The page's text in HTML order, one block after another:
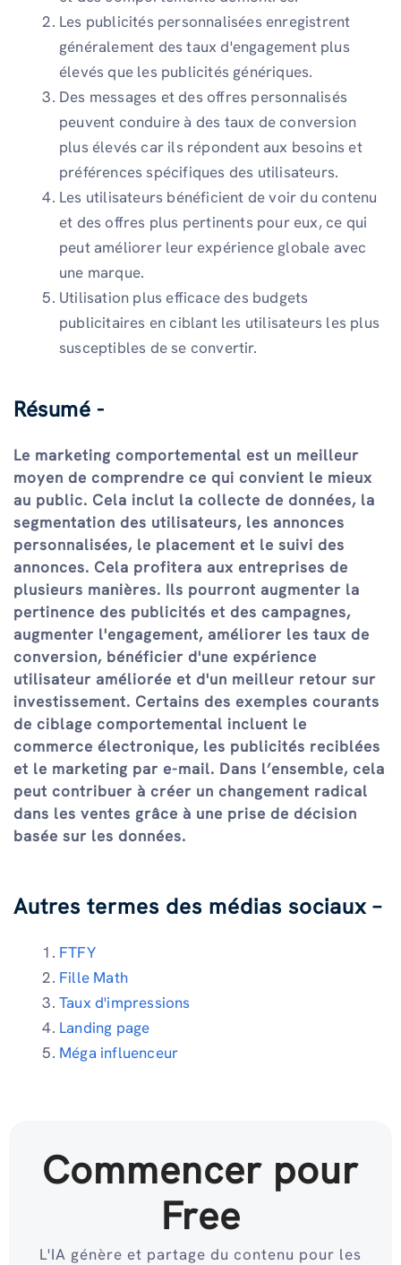
Les publicités personnalisées enregistrent
généralement des taux d'engagement plus
élevés que les publicités génériques.
Des messages et des offres personnalisés
peuvent conduire à des taux de conversion
plus élevés car ils répondent aux besoins et
préférences spécifiques des utilisateurs.
Les utilisateurs bénéficient de voir du contenu
et des offres plus pertinents pour eux, ce qui
peut améliorer leur expérience globale avec
une marque.
Utilisation plus efficace des budgets
publicitaires en ciblant les utilisateurs les plus
susceptibles de se convertir.
Résumé -
Le marketing comportemental est un meilleur
moyen de comprendre ce qui convient le mieux
au public. Cela inclut la collecte de données, la
segmentation des utilisateurs, les annonces
personnalisées, le placement et le suivi des
annonces. Cela profitera aux entreprises de
plusieurs manières. Ils pourront augmenter la
pertinence des publicités et des campagnes,
augmenter l'engagement, améliorer les taux de
conversion, bénéficier d'une expérience
utilisateur améliorée et d'un meilleur retour sur
investissement. Certains des exemples courants
de ciblage comportemental incluent le
commerce électronique, les publicités reciblées
et le marketing par e-mail. Dans l’ensemble, cela
peut contribuer à créer un changement radical
dans les ventes grâce à une prise de décision
basée sur les données.
Autres termes des médias sociaux –
FTFY
Fille Math
Taux d'impressions
Landing page
Méga influenceur
Commencer pour
Free
L'IA génère et partage du contenu pour les